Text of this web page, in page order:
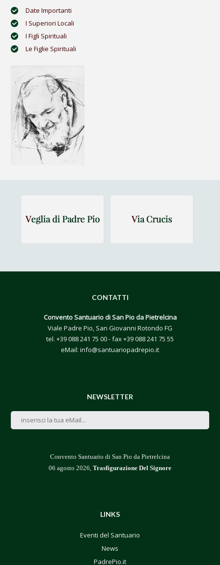
Date Importanti
I Superiori Locali
I Figli Spirituali
Le Figlie Spirituali
CONTATTI
Convento Santuario di San Pio da Pietrelcina
Viale Padre Pio, San Giovanni Rotondo FG
tel. +39 088 241 75 00- fax +39 088 241 75 55
eMail: info@santuariopadrepio.it
NEWSLETTER
Convento Santuario di San Pio da Pietrelcina
06 agosto 2026, Trasfigurazione Del Signore
LINKS
Eventi del Santuario
News
PadrePio.it